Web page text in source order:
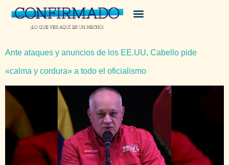
Ante ataques y anuncios de los EE.UU, Cabello pide
«calma y cordura» a todo el oficialismo